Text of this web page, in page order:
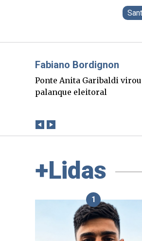
Misael Elias
O Boato corre mais rápido
que a verdade. Mas quem
+Lidas
1